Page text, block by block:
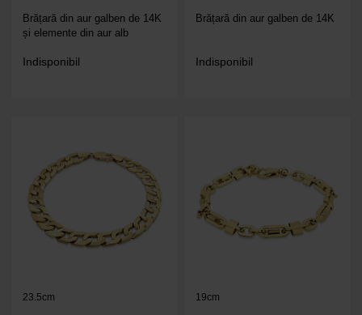
Brățară din aur galben de 14K
și elemente din aur alb
Indisponibil
Brățară din aur galben de 14K
Indisponibil
23.5cm 19cm